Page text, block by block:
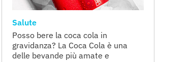
Salute
Posso bere la coca cola in
gravidanza? La Coca Cola è una
delle bevande più amate e